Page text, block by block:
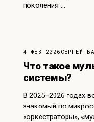
поколения …
4 ФЕВ 2026 СЕРГЕЙ
Что такое
системы?
В 2025–2026 годах
знакомый по
«оркестраторы»,